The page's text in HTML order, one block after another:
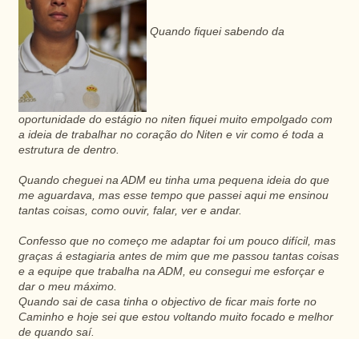
Quando fiquei sabendo da
oportunidade do estágio no niten fiquei muito empolgado com
a ideia de trabalhar no coração do Niten e vir como é toda a
estrutura de dentro.
Quando cheguei na ADM eu tinha uma pequena ideia do que
me aguardava, mas esse tempo que passei aqui me ensinou
tantas coisas, como ouvir, falar, ver e andar.
Confesso que no começo me adaptar foi um pouco difícil, mas
graças á estagiaria antes de mim que me passou tantas coisas
e a equipe que trabalha na ADM, eu consegui me esforçar e
dar o meu máximo.
Quando sai de casa tinha o objectivo de ficar mais forte no
Caminho e hoje sei que estou voltando muito focado e melhor
de quando saí.